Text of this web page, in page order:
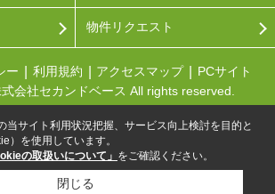
物件リクエスト
ー 利用規約 アクセスマップ
PCサイト
会社セカンドベース All rights reserved.
当サイト利用状況把握、サービス向上検討を目的と
）を使用しています。
の取扱いについて」 をご確認ください。
閉じる